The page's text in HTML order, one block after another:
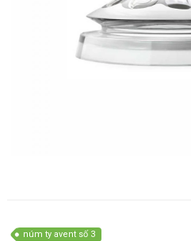
núm ty avent số 3